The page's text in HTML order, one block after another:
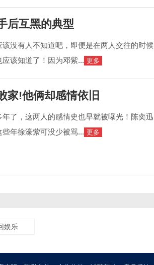
后互黑的典型
没有人不知道吧，即便是在两人交往的时候
该知道了！因为邓紫... 更多
家!他俩却感情依旧
了，这两人的感情史也早就被曝光！陈奕迅
年徐濠萦可没少被骂... 更多
娱乐